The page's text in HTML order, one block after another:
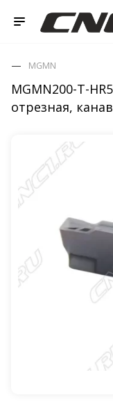
MGMN200-T-
отрезная,
MGMN